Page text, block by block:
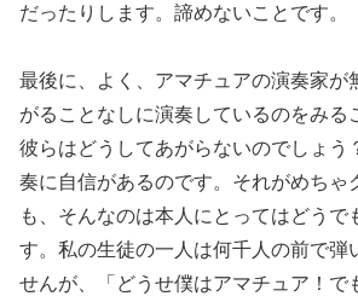
だったりします。諦めないことです。
最後に、よく、アマチュアの演奏家が
がることなしに演奏しているのをみる
彼らはどうしてあがらないのでしょう
奏に自信があるのです。それがめちゃ
も、そんなのは本人にとってはどうで
す。私の生徒の一人は何千人の前で弾
せんが、「どうせ僕はアマチュア！で